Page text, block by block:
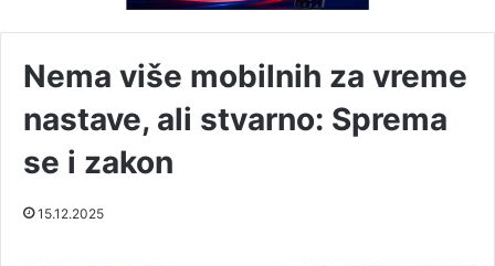
Nema više mobilnih za vreme
nastave, ali stvarno: Sprema
se i zakon
15.12.2025